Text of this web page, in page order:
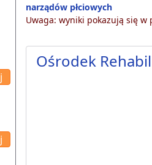
narządów płciowych
Uwaga: wyniki pokazują się
Ośrodek